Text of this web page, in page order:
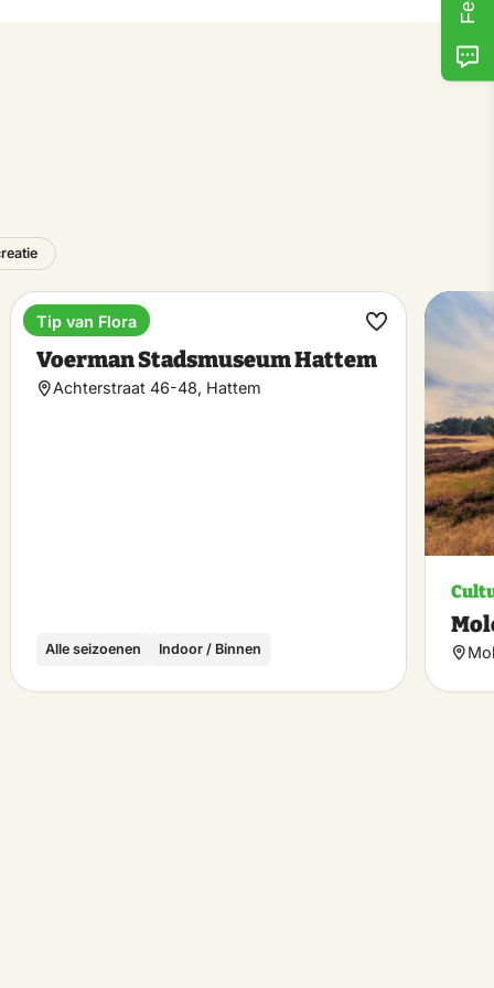
Museum
Voerman Stadsmuseum Hattem
Achterstraat 46-48, Hattem
Alle seizoenen Indoor / Binnen
Tip van Flora
Maak
favoriet